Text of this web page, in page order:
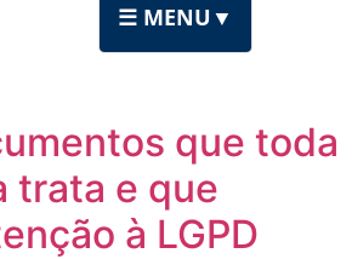
☰ MENU ▼
que toda
trata e que
à LGPD